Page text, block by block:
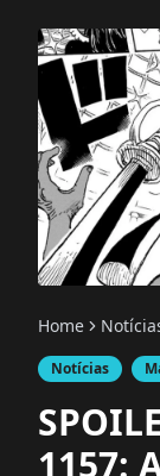
Home
Notícias
1157: